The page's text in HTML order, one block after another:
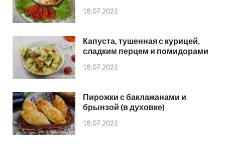
18.07.2022
Капуста, тушенная с курицей,
сладким перцем и помидорами
18.07.2022
Пирожки с баклажанами и
брынзой (в духовке)
18.07.2022